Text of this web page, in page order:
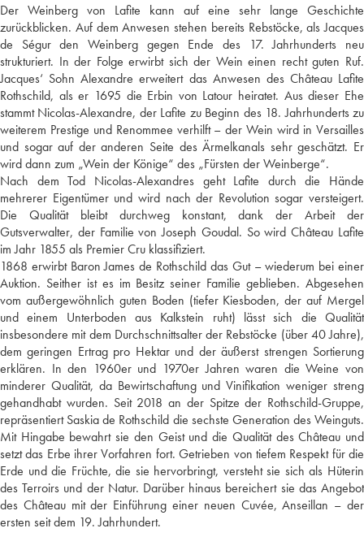
Der Weinberg von Lafite kann auf eine sehr lange Geschichte
zurückblicken. Auf dem Anwesen stehen bereits Rebstöcke, als Jacques
de Ségur den Weinberg gegen Ende des 17. Jahrhunderts neu
strukturiert. In der Folge erwirbt sich der Wein einen recht guten Ruf.
Jacques‘ Sohn Alexandre erweitert das Anwesen des Château Lafite
Rothschild, als er 1695 die Erbin von Latour heiratet. Aus dieser Ehe
stammt Nicolas-Alexandre, der Lafite zu Beginn des 18. Jahrhunderts zu
weiterem Prestige und Renommee verhilft – der Wein wird in Versailles
und sogar auf der anderen Seite des Ärmelkanals sehr geschätzt. Er
wird dann zum „Wein der Könige“ des „Fürsten der Weinberge“.
Nach dem Tod Nicolas-Alexandres geht Lafite durch die Hände
mehrerer Eigentümer und wird nach der Revolution sogar versteigert.
Die Qualität bleibt durchweg konstant, dank der Arbeit der
Gutsverwalter, der Familie von Joseph Goudal. So wird Château Lafite
im Jahr 1855 als Premier Cru klassifiziert.
1868 erwirbt Baron James de Rothschild das Gut – wiederum bei einer
Auktion. Seither ist es im Besitz seiner Familie geblieben. Abgesehen
vom außergewöhnlich guten Boden (tiefer Kiesboden, der auf Mergel
und einem Unterboden aus Kalkstein ruht) lässt sich die Qualität
insbesondere mit dem Durchschnittsalter der Rebstöcke (über 40 Jahre),
dem geringen Ertrag pro Hektar und der äußerst strengen Sortierung
erklären. In den 1960er und 1970er Jahren waren die Weine von
minderer Qualität, da Bewirtschaftung und Vinifikation weniger streng
gehandhabt wurden. Seit 2018 an der Spitze der Rothschild-Gruppe,
repräsentiert Saskia de Rothschild die sechste Generation des Weinguts.
Mit Hingabe bewahrt sie den Geist und die Qualität des Château und
setzt das Erbe ihrer Vorfahren fort. Getrieben von tiefem Respekt für die
Erde und die Früchte, die sie hervorbringt, versteht sie sich als Hüterin
des Terroirs und der Natur. Darüber hinaus bereichert sie das Angebot
des Château mit der Einführung einer neuen Cuvée, Anseillan – der
ersten seit dem 19. Jahrhundert.